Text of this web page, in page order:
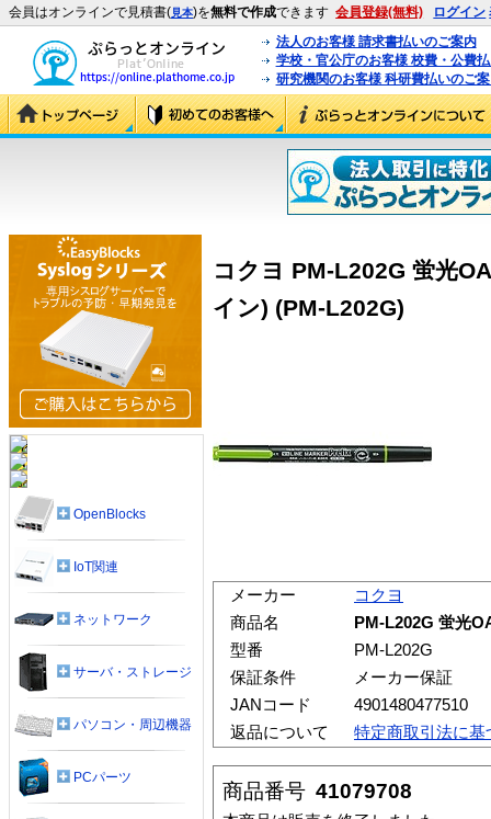
会員はオンラインで見積書(見本)を無料で作成できます 会員登録(無料) ログイン
法人のお客様 請求書払いのご案内
学校・官公庁のお客様 校費・公費
研究機関のお客様 科研費払いのご
コクヨ PM-L202G 蛍光
イン) (PM-L202G)
メーカー
コクヨ
商品名
PM-L202G 蛍光
型番
PM-L202G
保証条件
メーカー保証
JANコード
4901480477510
返品について
特定商取引法に基
商品番号 41079708
OpenBlocks
IoT関連
ネットワーク
サーバ・ストレージ
パソコン・周辺機器
PCパーツ